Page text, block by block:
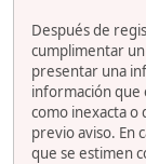
Después de
cumplimentar
presentar una
información
como inexacta o
previo aviso. En
que se estimen